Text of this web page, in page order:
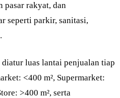
pasar rakyat, dan
seperti parkir, sanitasi,
luas lantai penjualan tiap
<400 m², Supermarket:
>400 m², serta